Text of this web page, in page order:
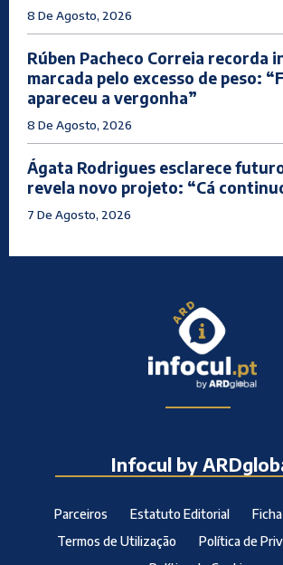
8 De Agosto, 2026
Rúben Pacheco Correia recorda
marcada pelo excesso de peso:
apareceu a vergonha”
8 De Agosto, 2026
Ágata Rodrigues esclarece
revela novo projeto: “Cá
7 De Agosto, 2026
Infocul by
Parceiros Estatuto Editorial
Termos de Utilização
Política de